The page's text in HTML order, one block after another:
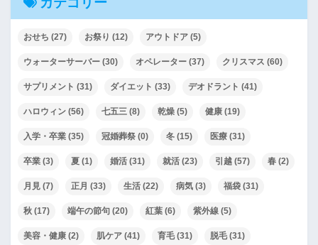
おせち (27) お祭り (12) アウトドア (5)
ウォーターサーバー (30) オペレーター (37) クリスマス (60)
サプリメント (31) ダイエット (33) デオドラント (41)
ハロウィン (56) 七五三 (8) 乾燥 (5) 健康 (19)
入学・卒業 (35) 冠婚葬祭 (0) 冬 (15) 医療 (31)
卒業 (3) 夏 (1) 婚活 (31) 就活 (23) 引越 (57) 春 (2)
月見 (7) 正月 (33) 生活 (22) 病気 (3) 福袋 (31)
秋 (17) 端午の節句 (20) 紅葉 (6) 紫外線 (5)
美容・健康 (2) 肌ケア (41) 育毛(31) 脱毛(31)